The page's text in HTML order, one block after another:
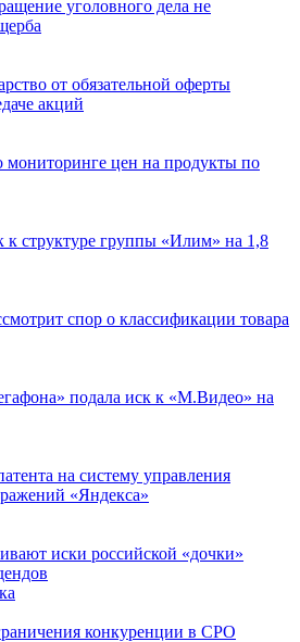
уголовного дела не
от обязательной оферты
акций
мониторинге цен на продукты по
к структуре группы «Илим» на 1,8
спор о классификации товара
подала иск к «М.Видео» на
на систему управления
«Яндекса»
иски российской «дочки»
конкуренции в СРО